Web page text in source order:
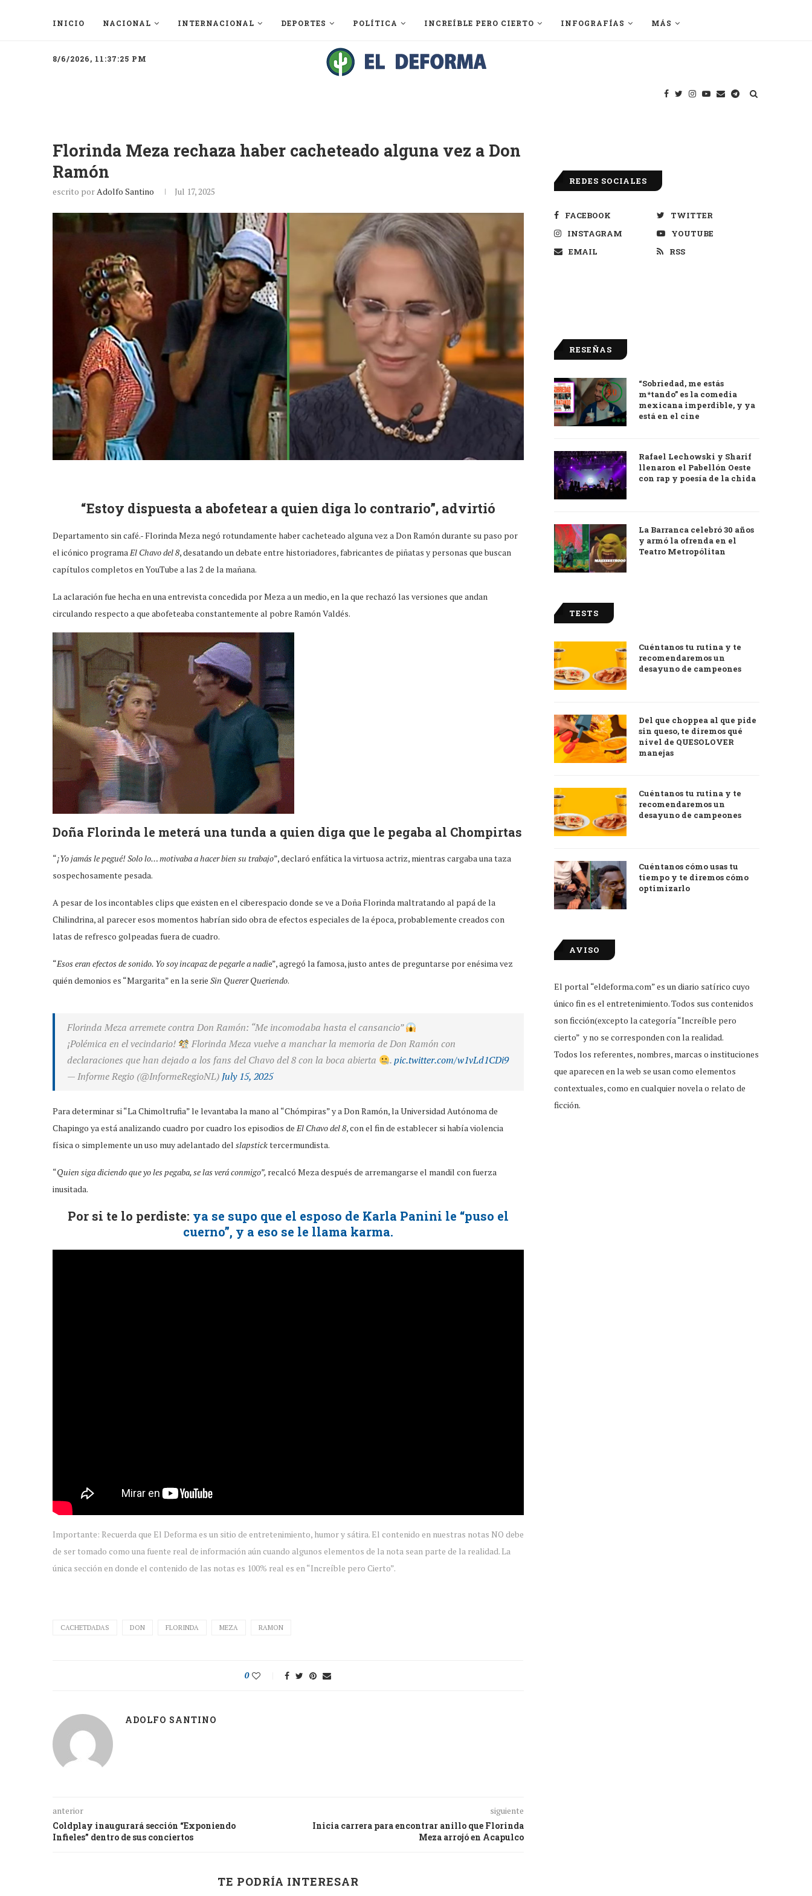
INICIO NACIONAL INTERNACIONAL DEPORTES POLÍTICA INCREÍBLE PERO CIERTO INFOGRAFÍAS MÁS
8/6/2026, 11:37:25 PM
Florinda Meza rechaza haber cacheteado alguna vez a Don
Ramón
escrito porAdolfo Santino Jul 17, 2025
“Estoy dispuesta a abofetear a quien diga lo contrario”, advirtió
Departamento sin café.- Florinda Meza negó rotundamente haber cacheteado alguna vez a Don Ramón durante su paso por
el icónico programaEl Chavo del 8, desatando un debate entre historiadores, fabricantes de piñatas y personas que buscan
capítulos completos en YouTube a las 2 de la mañana.
La aclaración fue hecha en una entrevista concedida por Meza a un medio, en la que rechazó las versiones que andan
circulando respecto a que abofeteaba constantemente al pobre Ramón Valdés.
Doña Florinda le meterá una tunda a quien diga que le pegaba al Chompirtas
“¡Yo jamás le pegué! Solo lo… motivaba a hacer bien su trabajo”, declaró enfática la virtuosa actriz, mientras cargaba una taza
sospechosamente pesada.
A pesar de los incontables clips que existen en el ciberespacio donde se ve a Doña Florinda maltratando al papá de la
Chilindrina, al parecer esos momentos habrían sido obra de efectos especiales de la época, probablemente creados con
latas de refresco golpeadas fuera de cuadro.
“Esos eran efectos de sonido. Yo soy incapaz de pegarle a nadie”, agregó la famosa, justo antes de preguntarse por enésima vez
quién demonios es “Margarita” en la serie Sin Querer Queriendo.
Florinda Meza arremete contra Don Ramón: “Me incomodaba hasta el cansancio”
¡Polémica en el vecindario!
Florinda Meza vuelve a manchar la memoria de Don Ramón con
declaraciones que han dejado a los fans del Chavo del 8 con la boca abierta
.pic.twitter.com/w1vLd1CDi9
— Informe Regio (@InformeRegioNL) July 15, 2025
Para determinar si “La Chimoltrufia” le levantaba la mano al “Chómpiras” y a Don Ramón, la Universidad Autónoma de
Chapingo ya está analizando cuadro por cuadro los episodios de El Chavo del 8, con el fin de establecer si había violencia
física o simplemente un uso muy adelantado del slapsticktercermundista.
“Quien siga diciendo que yo les pegaba, se las verá conmigo”, recalcó Meza después de arremangarse el mandil con fuerza
inusitada.
Por si te lo perdiste: ya se supo que el esposo de Karla Panini le “puso el
cuerno”, y a eso se le llama karma.
Importante: Recuerda que El Deforma es un sitio de entretenimiento, humor y sátira. El contenido en nuestras notas NO debe
de ser tomado como una fuente real de información aún cuando algunos elementos de la nota sean parte de la realidad. La
única sección en donde el contenido de las notas es 100% real es en “Increíble pero Cierto”.
CACHETDADAS DON FLORINDA MEZA RAMON
0
ADOLFO SANTINO
anterior
Coldplay inaugurará sección “Exponiendo
Infieles” dentro de sus conciertos
siguiente
Inicia carrera para encontrar anillo que Florinda
Meza arrojó en Acapulco
TE PODRÍA INTERESAR
REDES SOCIALES
FACEBOOK
TWITTER
INSTAGRAM
YOUTUBE
EMAIL
RSS
RESEÑAS
9.0
“Sobriedad, me estás
m*tando” es la comedia
mexicana imperdible, y ya
está en el cine
Rafael Lechowski y Sharif
llenaron el Pabellón Oeste
con rap y poesía de la chida
La Barranca celebró 30 años
y armó la ofrenda en el
Teatro Metropólitan
TESTS
Cuéntanos tu rutina y te
recomendaremos un
desayuno de campeones
Del que choppea al que pide
sin queso, te diremos qué
nivel de QUESOLOVER
manejas
Cuéntanos tu rutina y te
recomendaremos un
desayuno de campeones
Cuéntanos cómo usas tu
tiempo y te diremos cómo
optimizarlo
AVISO
El portal “eldeforma.com” es un diario satírico cuyo
único fin es el entretenimiento. Todos sus contenidos
son ficción(excepto la categoría “Increíble pero
cierto” y no se corresponden con la realidad.
Todos los referentes, nombres, marcas o instituciones
que aparecen en la web se usan como elementos
contextuales, como en cualquier novela o relato de
ficción.